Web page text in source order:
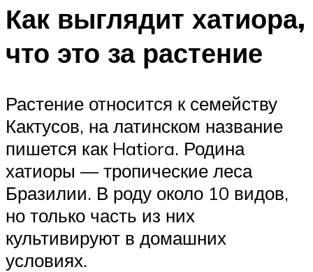
Как выглядит хатиора,
что это за растение
Растение относится к семейству
Кактусов, на латинском название
пишется как Hatiora. Родина
хатиоры — тропические леса
Бразилии. В роду около 10 видов,
но только часть из них
культивируют в домашних
условиях.